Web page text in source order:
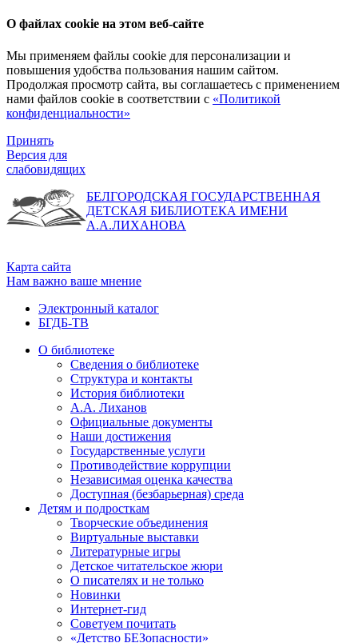
О файлах cookie на этом веб-сайте
Мы применяем файлы cookie для персонализации и
повышения удобства пользования нашим сайтом.
Продолжая просмотр сайта, вы соглашаетесь с применением
нами файлов cookie в соответствии с «Политикой
конфиденциальности»
Принять
Версия для
слабовидящих
БЕЛГОРОДСКАЯ ГОСУДАРСТВЕННАЯ
ДЕТСКАЯ БИБЛИОТЕКА ИМЕНИ
А.А.ЛИХАНОВА
Карта сайта
Нам важно ваше мнение
Электронный каталог
БГДБ-ТВ
О библиотеке
Сведения о библиотеке
Структура и контакты
История библиотеки
А.А. Лиханов
Официальные документы
Наши достижения
Государственные услуги
Противодействие коррупции
Независимая оценка качества
Доступная (безбарьерная) среда
Детям и подросткам
Творческие объединения
Виртуальные выставки
Литературные игры
Детское читательское жюри
О писателях и не только
Новинки
Интернет-гид
Советуем почитать
«Детство БЕЗопасности»